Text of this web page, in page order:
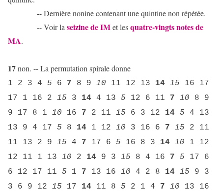
-- Dernière nonine contenant une quintine non répétée.
-- Voir la seizine de IMet lesquatre-vingts notes de
MA.
17non. -- La permutation spirale donne
1 2 3 4 5 6 7 8 9 10 11 12 13 14 15 16 17
17 1 16 2 15 3 14 4 13 5 12 6 11 7 10 8 9
9 17 8 1 10 16 7 2 11 15 6 3 12 14 5 4 13
13 9 4 17 5 8 14 1 12 10 3 16 6 7 15 2 11
11 13 2 9 15 4 7 17 6 5 16 8 3 14 10 1 12
12 11 1 13 10 2 14 9 3 15 8 4 16 7 5 17 6
6 12 17 11 5 1 7 13 16 10 4 2 8 14 15 9 3
3 6 9 12 15 17 14 11 8 5 2 1 4 7 10 13 16